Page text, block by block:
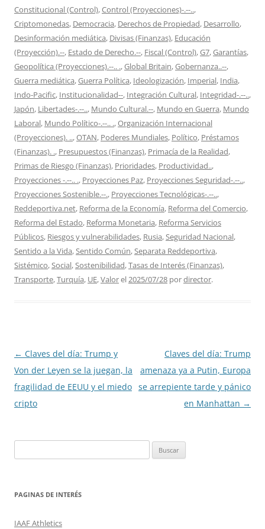
Constitucional (Control),Control (Proyecciones)-.--..,
Criptomonedas, Democracia, Derechos de Propiedad, Desarrollo,
Desinformación mediática, Divisas (Finanzas), Educación
(Proyección).--, Estado de Derecho.--, Fiscal (Control),G7,Garantías,
Geopolítica (Proyecciones).--.. .,Global Britain,Gobernanza..--,
Guerra mediática,Guerra Política, Ideologización, Imperial, India,
Indo-Pacific, Institucionalidad--, Integración Cultural, Integridad-.--..,
Japón, Libertades-.--.., Mundo Cultural.--, Mundo en Guerra, Mundo
Laboral, Mundo Político-.--.. .,Organización Internacional
(Proyecciones). ..,OTAN, Poderes Mundiales, Político, Préstamos
(Finanzas). ., Presupuestos (Finanzas), Primacía de la Realidad,
Primas de Riesgo (Finanzas), Prioridades, Productividad..,
Proyecciones -.--.. ., Proyecciones Paz, Proyecciones Seguridad-.--..,
Proyecciones Sostenible.--., Proyecciones Tecnológicas-.--..,
Reddeportiva.net, Reforma de la Economía, Reforma del Comercio,
Reforma del Estado, Reforma Monetaria, Reforma Servicios
Públicos, Riesgos y vulnerabilidades, Rusia,Seguridad Nacional,
Sentido a la Vida,Sentido Común,Separata Reddeportiva,
Sistémico,Social,Sostenibilidad,Tasas de Interés (Finanzas),
Transporte,Turquía, UE,Valorel2025/07/28 pordirector.
Navegación
de
entradas
← Claves del día: Trump y
Von der Leyen se la juegan, la
fragilidad de EEUU y el miedo
cripto
Claves del día: Trump
amenaza ya a Putin, Europa
se arrepiente tarde y pánico
en Manhattan →
PAGINAS DE INTERÉS
IAAF Athletics